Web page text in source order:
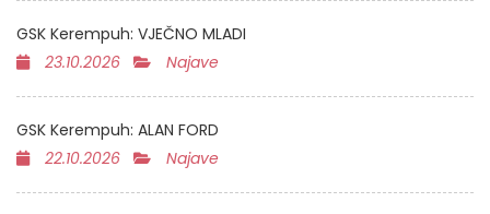
GSK Kerempuh: VJEČNO MLADI
23.10.2026
Najave
GSK Kerempuh: ALAN FORD
22.10.2026
Najave